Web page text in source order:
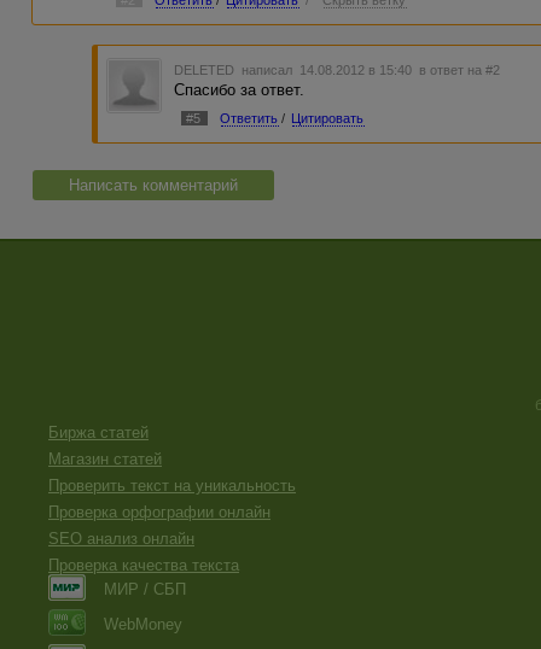
DELETED написал 14.08.2012 в 15:40 в ответ на #2
Спасибо за ответ.
#5 Ответить / Цитировать
Написать комментарий
Биржа статей
Магазин статей
Проверить текст на уникальность
Проверка орфографии онлайн
SEO анализ онлайн
Проверка качества текста
МИР / СБП
WebMoney